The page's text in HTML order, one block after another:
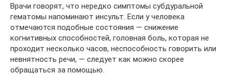
Врачи говорят, что нередко симптомы субдуральной
гематомы напоминают инсульт. Если у человека
отмечаются подобные состояния — снижение
когнитивных способностей, головная боль, которая не
проходит несколько часов, неспособность говорить или
невнятность речи, — следует как можно скорее
обращаться за помощью.